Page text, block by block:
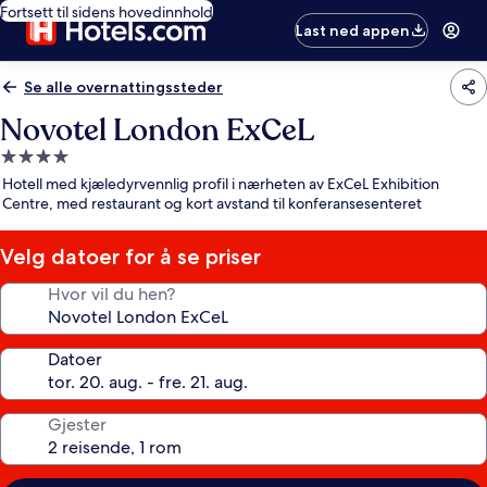
Fortsett til sidens hovedinnhold
Last ned appen
Se alle overnattingssteder
Novotel London ExCeL
Overnattingssted
med
4.0
stjerner
Hotell med kjæledyrvennlig profil i nærheten av ExCeL Exhibition
Centre, med restaurant og kort avstand til konferansesenteret
Velg datoer for å se priser
Hvor vil du hen?
Datoer
Gjester